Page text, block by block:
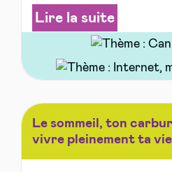
Lire la suite
Le sommeil, ton
vivre pleinement ta vie